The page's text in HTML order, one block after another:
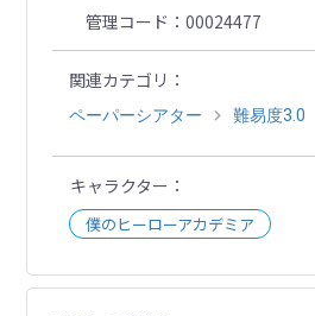
管理コード
00024477
関連カテゴリ
ペーパーシアター 難易度3.0
キャラクター
僕のヒーローアカデミア